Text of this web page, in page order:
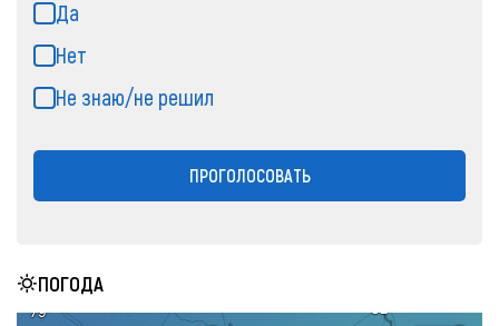
Да
Нет
Не знаю/не решил
ПРОГОЛОСОВАТЬ
ПОГОДА